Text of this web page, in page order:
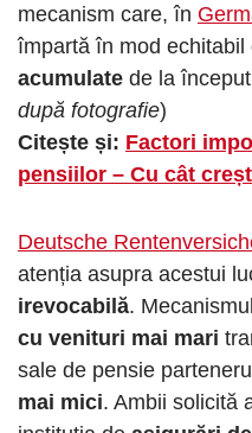
mecanism care, în
împartă în mod echitabil
acumulate de la
după fotografie)
Citește și: Factori
pensiilor – Cu cât
Deutsche
atenția asupra acestui
irevocabilă.
cu venituri mai mari
sale de pensie
mai mici. Ambii solicită